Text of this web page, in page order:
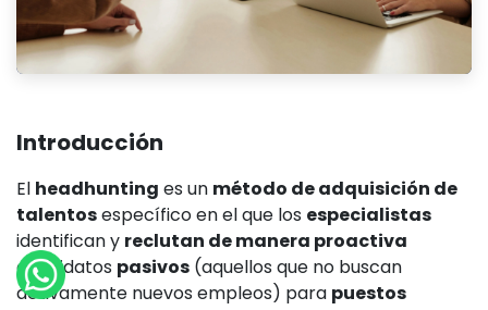
Introducción
El headhunting es un método de adquisición de
talentosespecífico en el que los especialistas
identifican y reclutan de manera proactiva
candidatos pasivos (aquellos que no buscan
activamente nuevos empleos) para puestos